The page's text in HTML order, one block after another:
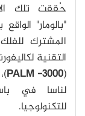
حُققت تلك
"بالومار"
المشترك
التقنية
(
PALM -3000
لناسا في
للتكنولوجيا.